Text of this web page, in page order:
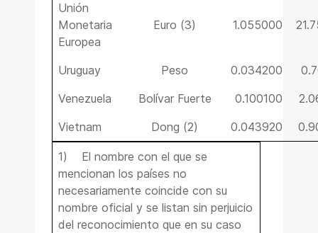
Unión
Monetaria
Europea
Euro (3) 1.055000
Uruguay Peso 0.034200
Venezuela
Bolívar Fuerte 0.100100
Vietnam
Dong (2) 0.043920
1) El nombre con el que se
mencionan los países no
necesariamente coincide con su
nombre oficial y se listan sin perjuicio
del reconocimiento que en su caso